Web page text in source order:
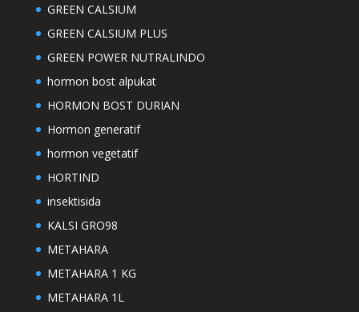
GREEN CALSIUM
GREEN CALSIUM PLUS
GREEN POWER NUTRALINDO
hormon bost alpukat
HORMON BOST DURIAN
Hormon generatif
hormon vegetatif
HORTIND
insektisida
KALSI GRO98
METAHARA
METAHARA 1 KG
METAHARA 1L